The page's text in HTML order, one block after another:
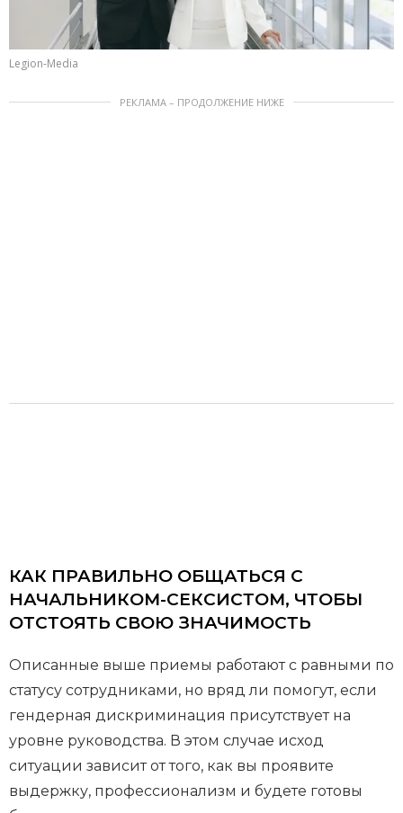
Legion-Media
РЕКЛАМА – ПРОДОЛЖЕНИЕ НИЖЕ
КАК ПРАВИЛЬНО ОБЩАТЬСЯ С
НАЧАЛЬНИКОМ-СЕКСИСТОМ, ЧТОБЫ
ОТСТОЯТЬ СВОЮ ЗНАЧИМОСТЬ
Описанные выше приемы работают с равными по
статусу сотрудниками, но вряд ли помогут, если
гендерная дискриминация присутствует на
уровне руководства. В этом случае исход
ситуации зависит от того, как вы проявите
выдержку, профессионализм и будете готовы